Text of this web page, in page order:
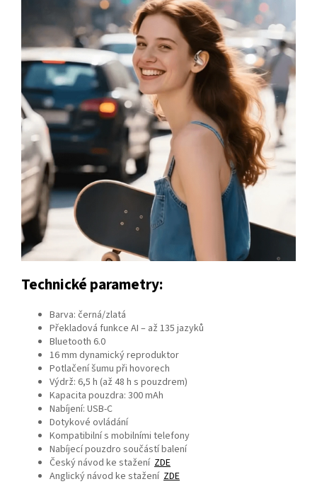
Technické parametry:
Barva: černá/zlatá
Překladová funkce AI – až 135 jazyků
Bluetooth 6.0
16 mm dynamický reproduktor
Potlačení šumu při hovorech
Výdrž: 6,5 h (až 48 h s pouzdrem)
Kapacita pouzdra: 300 mAh
Nabíjení: USB-C
Dotykové ovládání
Kompatibilní s mobilními telefony
Nabíjecí pouzdro součástí balení
Český návod ke stažení ZDE
Anglický návod ke stažení ZDE